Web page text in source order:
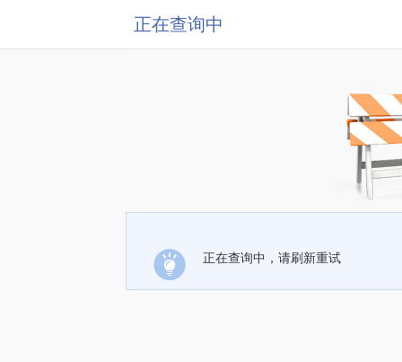
正在查询中
正在查询中，请刷新重试